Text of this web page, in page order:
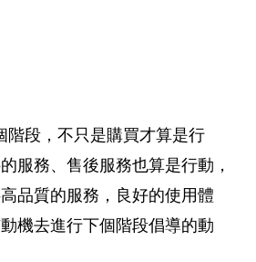
階段，不只是購買才算是行
服務、售後服務也算是行動，
品質的服務，良好的使用體
機去進行下個階段倡導的動